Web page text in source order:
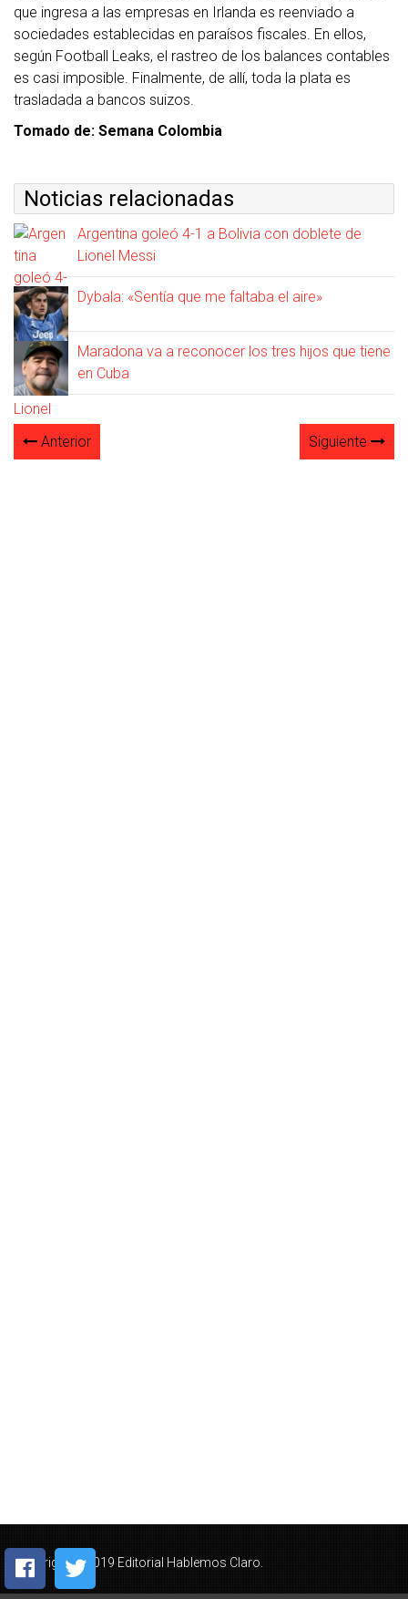
que ingresa a las empresas en Irlanda es reenviado a
sociedades establecidas en paraísos fiscales. En ellos,
según Football Leaks, el rastreo de los balances contables
es casi imposible. Finalmente, de allí, toda la plata es
trasladada a bancos suizos.
Tomado de: Semana Colombia
Noticias relacionadas
Argentina goleó 4-1 a Bolivia con doblete de
Lionel Messi
Dybala: «Sentía que me faltaba el aire»
Maradona va a reconocer los tres hijos que tiene
en Cuba
Anterior Siguiente
Copyright © 2019 Editorial Hablemos Claro.